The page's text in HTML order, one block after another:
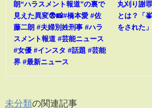
朗“ハラスメント報道”の裏で
見えた異変😨📸#橋本愛 #佐
藤二朗 #夫婦別姓刑事 #ハラ
スメント報道 #芸能ニュース
#女優 #インスタ #話題 #芸能
界 #最新ニュース
丸刈り謝
とは？「
をされた
未分類の関連記事